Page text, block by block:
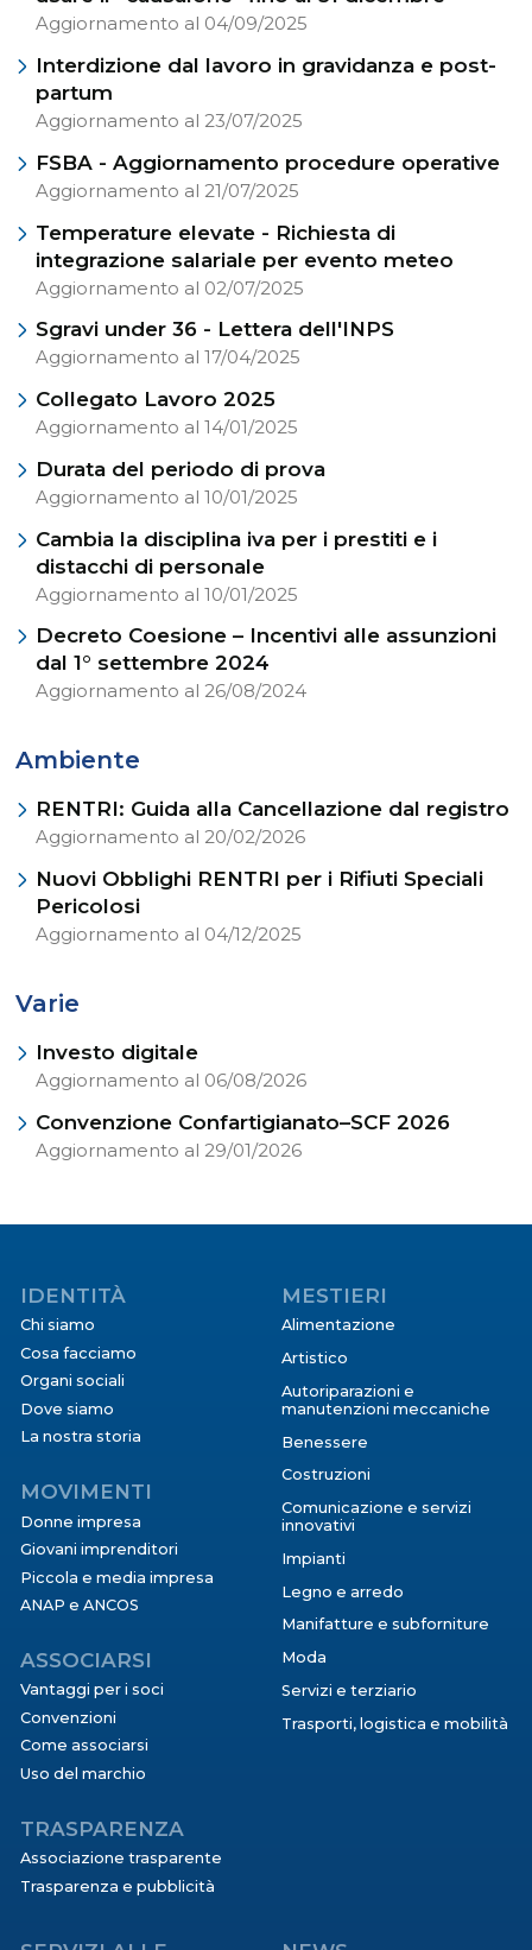
Aggiornamento al 04/09/2025
Interdizione dal lavoro in gravidanza e post-
partum
Aggiornamento al 23/07/2025
FSBA - Aggiornamento procedure operative
Aggiornamento al 21/07/2025
Temperature elevate - Richiesta di
integrazione salariale per evento meteo
Aggiornamento al 02/07/2025
Sgravi under 36 - Lettera dell'INPS
Aggiornamento al 17/04/2025
Collegato Lavoro 2025
Aggiornamento al 14/01/2025
Durata del periodo di prova
Aggiornamento al 10/01/2025
Cambia la disciplina iva per i prestiti e i
distacchi di personale
Aggiornamento al 10/01/2025
Decreto Coesione – Incentivi alle assunzioni
dal 1° settembre 2024
Aggiornamento al 26/08/2024
Ambiente
RENTRI: Guida alla Cancellazione dal registro
Aggiornamento al 20/02/2026
Nuovi Obblighi RENTRI per i Rifiuti Speciali
Pericolosi
Aggiornamento al 04/12/2025
Varie
Investo digitale
Aggiornamento al 06/08/2026
Convenzione Confartigianato–SCF 2026
Aggiornamento al 29/01/2026
IDENTITÀ
Chi siamo
Cosa facciamo
Organi sociali
Dove siamo
La nostra storia
MOVIMENTI
Donne impresa
Giovani imprenditori
Piccola e media impresa
ANAP e ANCOS
ASSOCIARSI
Vantaggi per i soci
Convenzioni
Come associarsi
Uso del marchio
TRASPARENZA
Associazione trasparente
Trasparenza e pubblicità
MESTIERI
Alimentazione
Artistico
Autoriparazioni e
manutenzioni meccaniche
Benessere
Costruzioni
Comunicazione e servizi
innovativi
Impianti
Legno e arredo
Manifatture e subforniture
Moda
Servizi e terziario
Trasporti, logistica e mobilità